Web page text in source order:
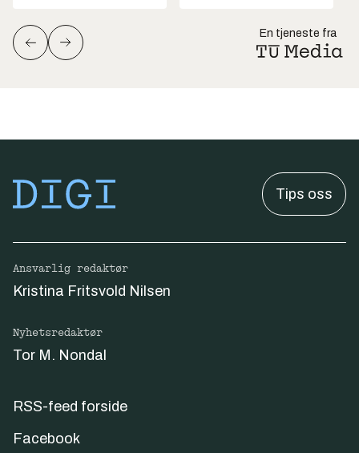
En tjeneste fra
Tips oss
Ansvarlig redaktør
Kristina Fritsvold Nilsen
Nyhetsredaktør
Tor M. Nondal
RSS-feed forside
Facebook